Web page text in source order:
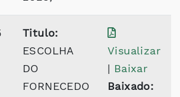
Titulo:
ESCOLHA
DO
FORNECEDO
Visualizar
| Baixar
Baixado: